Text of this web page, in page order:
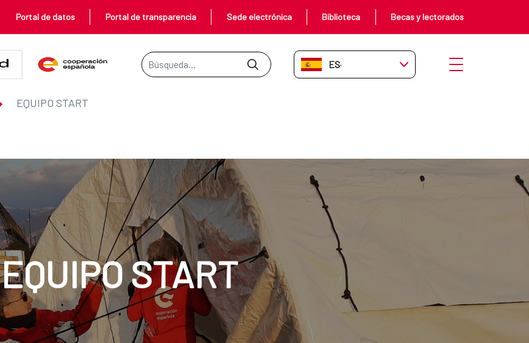
Portal de datos Portal de transparencia Sede electrónica Biblioteca Becas y lectorados
Barra de búsqueda
ES-ES Abrir menú
EQUIPO START
EQUIPO START